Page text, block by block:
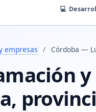
💻
empresas / Córdoba —